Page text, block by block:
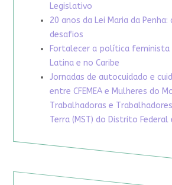
Legislativo
20 anos da Lei Maria da Penha:
desafios
Fortalecer a política feminista
Latina e no Caribe
Jornadas de autocuidado e
entre CFEMEA e Mulheres do
Trabalhadoras e
Terra (MST) do Distrito Federal